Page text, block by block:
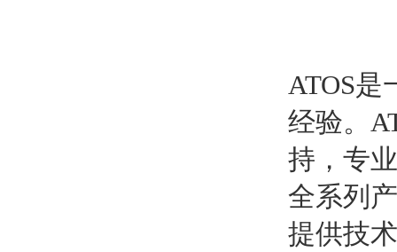
ATOS
经验。
持，专
全系列
提供技